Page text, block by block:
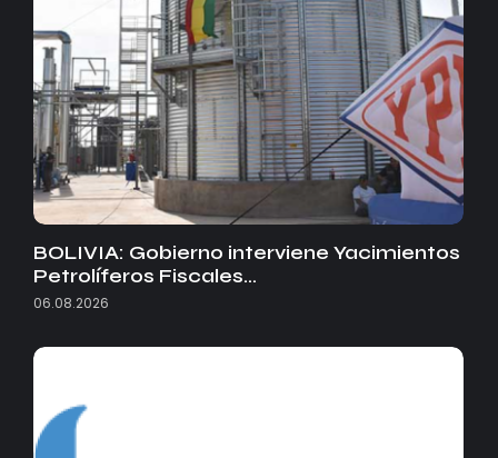
BOLIVIA: Gobierno interviene Yacimientos
Petrolíferos Fiscales…
06.08.2026